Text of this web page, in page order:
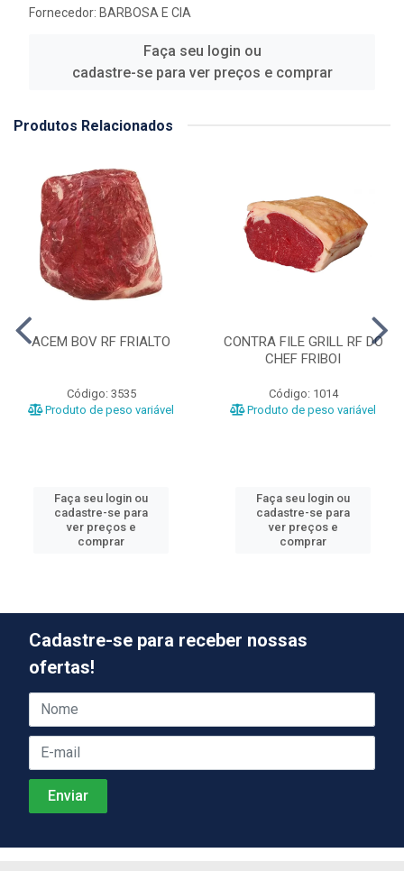
Fornecedor: BARBOSA E CIA
Faça seu login ou
cadastre-se para ver preços e comprar
Produtos Relacionados
ACEM BOV RF FRIALTO
Código: 3535
Produto de peso variável
Faça seu login ou
cadastre-se para
ver preços e
comprar
CONTRA FILE GRILL RF DO
CHEF FRIBOI
Código: 1014
Produto de peso variável
Faça seu login ou
cadastre-se para
ver preços e
comprar
Cadastre-se para receber nossas
ofertas!